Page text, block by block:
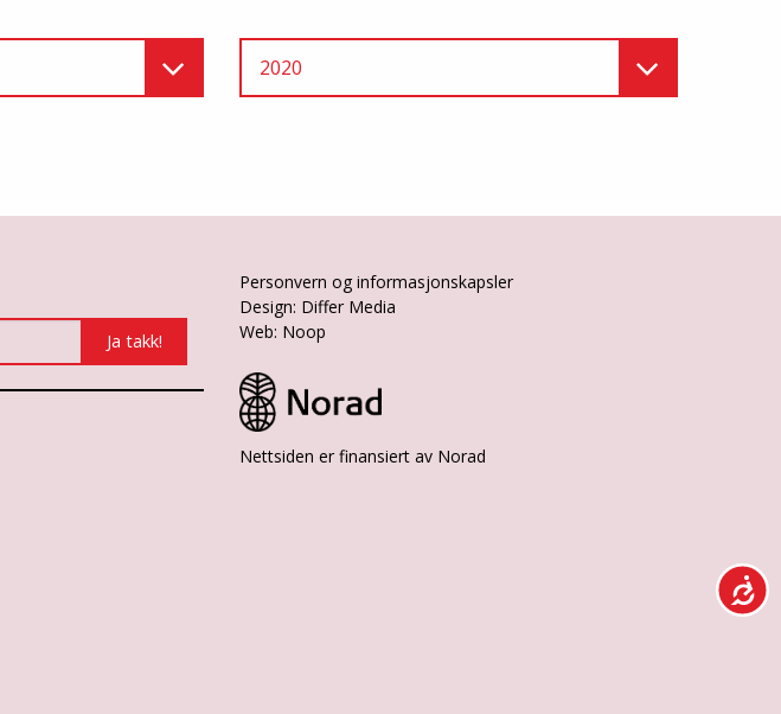
2020
Personvern og informasjonskapsler
Design: Differ Media
Web: Noop
Nettsiden er finansiert av Norad